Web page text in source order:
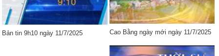
Bản tin 9h10 ngày 11/7/2025 Cao Bằng ngày mới ngày 11/7/2025